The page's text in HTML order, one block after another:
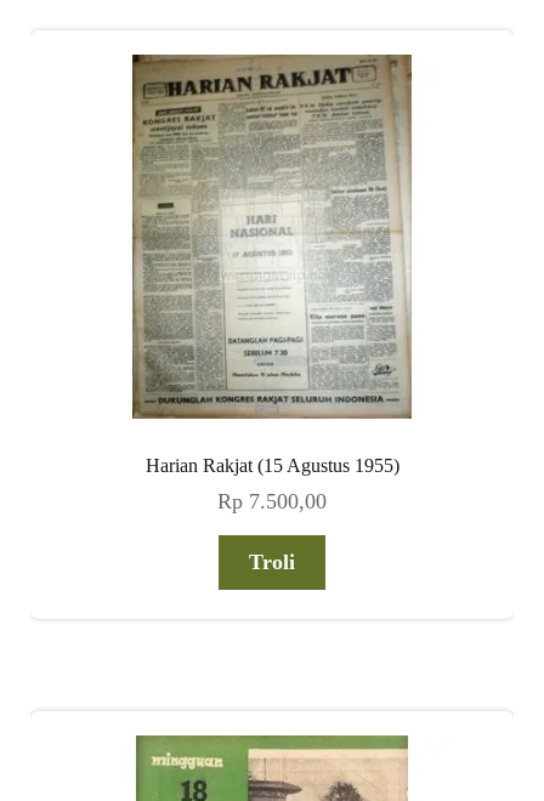
Harian Rakjat (15 Agustus 1955)
Rp 7.500,00
Troli